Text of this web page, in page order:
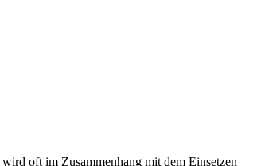
oft im Zusammenhang mit dem Einsetzen